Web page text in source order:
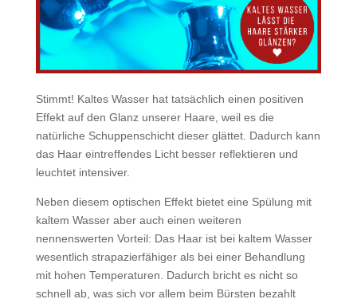
Stimmt! Kaltes Wasser hat tatsächlich einen positiven
Effekt auf den Glanz unserer Haare, weil es die
natürliche Schuppenschicht dieser glättet. Dadurch kann
das Haar eintreffendes Licht besser reflektieren und
leuchtet intensiver.
Neben diesem optischen Effekt bietet eine Spülung mit
kaltem Wasser aber auch einen weiteren
nennenswerten Vorteil: Das Haar ist bei kaltem Wasser
wesentlich strapazierfähiger als bei einer Behandlung
mit hohen Temperaturen. Dadurch bricht es nicht so
schnell ab, was sich vor allem beim Bürsten bezahlt